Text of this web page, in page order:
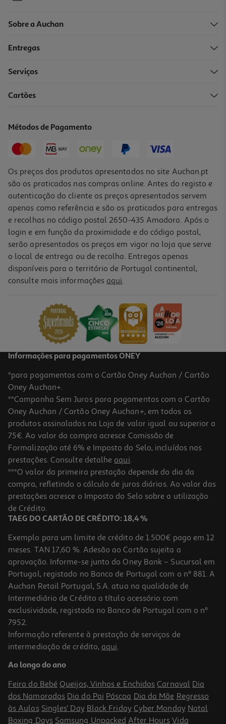
4.6
Néctar Auchan Pêra 3x200ml
4.9
Néctar Auchan Pêssego 3x200ml
1.58 €/Lt
0,95 €
-18%
Nectar Compal Clássico Pera 0.30l
2.43 €/Lt
0,73 €
Promoção
Sobre a Auchan
Entregas
Serviços
Cartões
Métodos de Pagamento
Os preços dos produtos apresentados no site Auchan.pt
são os praticados nas compras online. Antes do registo e
autenticação do cliente os preços apresentados servem
apenas como referência e são os praticados para entregas
e recolhas no código postal 2650-435 Amadora. Após o
login e em função da proximidade e do código postal,
serão apresentados os preços em vigor na loja que serve
o local de entrega ou de recolha. Entregas apenas
disponíveis para o território de Portugal continental,
consulte mais informações aqui.
Informações para pagamentos ONEY
*para pagamentos com o Cartão Oney Auchan / Cartão
Oney Auchan+.
**Campanha Sem Juros para pagamentos com o Cartão
Oney Auchan / Cartão Oney Auchan+, em todos os
produtos assinalados na Loja de valor igual ou superior a
75€. Ao valor da compra acresce Comissão de
Formalização até 6% e Imposto do Selo, incluídos nas
prestações. Consulte detalhe aqui.
***O valor da primeira prestação depende do dia da
compra, refletindo o cálculo de juros diários. Ao valor das
prestações acresce o Imposto do Selo sobre a utilização
de Crédito.
TAEG DO CARTÃO DE CRÉDITO: 18,4 %
Exemplo para um limite de crédito de 1.500€ pago em 12
meses. TAN 17,60 %. Adesão ao Cartão sujeita a
aprovação. Informe-se junto do Oney Bank – Sucursal em
Portugal, registado no Banco de Portugal com o nº 881. A
Auchan Retail Portugal, S.A. atua na qualidade de
Intermediário de Crédito a título acessório com
exclusividade, registado no Banco de Portugal com o nº
7952.
Informação referente à prestação de serviços de
intermediação de crédito, aqui.
Ao longo do ano
Feira do Bebé Queijos, Vinhos e Enchidos Carnaval Dia
dos Namorados Dia do Pai Páscoa Dia da Mãe Regresso
às Aulas Singles' Day Black Friday Cyber Monday Natal
Boxing Days Samsung Unpacked After Hours Vida